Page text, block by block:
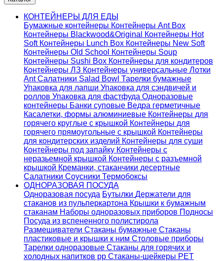
КОНТЕЙНЕРЫ ДЛЯ ЕДЫ
Бумажные контейнеры Контейнеры Ant Box
Контейнеры Blackwood&Original
Контейнеры Hot
Soft Контейнеры Lunch Box Контейнеры New Soft
Контейнеры Old School Контейнеры Soup
Контейнеры Sushi Box Контейнеры для кондитеров
Контейнеры ЛЗ Контейнеры универсальные Лотки
AntСалатники Salad Bowl Тарелки бумажные
Упаковка для лапши Упаковка для сэндвичей и
роллов Упаковка для фастфуда Одноразовые
контейнеры Банки суповые Ведра герметичные
Касалетки, формы алюминиевые Контейнеры для
горячего круглые с крышкой Контейнеры для
горячего прямоугольные с крышкой Контейнеры
для кондитерских изделий Контейнеры для суши
Контейнеры под запайку Контейнеры с
неразьемной крышкой Контейнеры с разъемной
крышкой Креманки, стаканчики десертные
Салатники Соусники Термобоксы
ОДНОРАЗОВАЯ ПОСУДА
Одноразовая посуда Бутылки Держатели для
стаканов из пульперкартона Крышки к бумажным
стаканам Наборы одноразовых приборов Подносы
Посуда из вспененного полистирола
Размешиватели Стаканы бумажные Стаканы
пластиковые и крышки к ним Столовые приборы
Тарелки одноразовые Стаканы для горячих и
холодных напитков pp Стаканы-шейкеры PET